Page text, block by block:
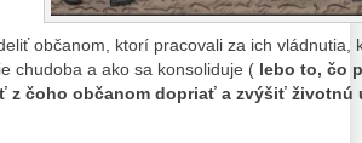
občanom, ktorí pracovali za ich vládnutia,
chudoba a ako sa konsoliduje ( lebo to, čo
z čoho občanom dopriať a zvýšiť životnú